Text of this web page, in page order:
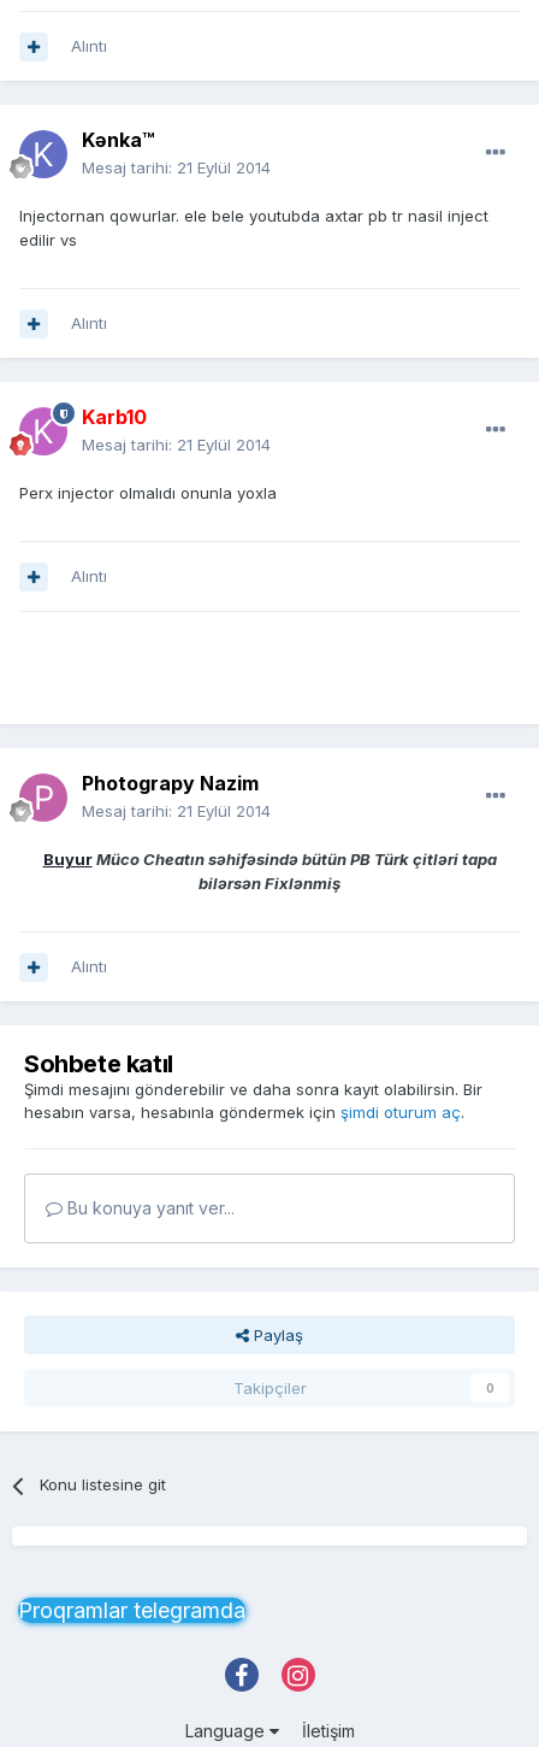
Alıntı
Kənka™
Mesaj tarihi: 21 Eylül 2014
Injectornan qowurlar. ele bele youtubda axtar pb tr nasil inject
edilir vs
Alıntı
Karb10
Mesaj tarihi: 21 Eylül 2014
Perx injector olmalıdı onunla yoxla
Alıntı
Photograpy Nazim
Mesaj tarihi: 21 Eylül 2014
Buyur Müco Cheatın səhifəsində bütün PB Türk çitləri tapa
bilərsən Fixlənmiş
Alıntı
Sohbete katıl
Şimdi mesajını gönderebilir ve daha sonra kayıt olabilirsin. Bir
hesabın varsa, hesabınla göndermek için şimdi oturum aç.
Bu konuya yanıt ver...
Paylaş
Takipçiler 0
Konu listesine git
Proqramlar telegramda
Language İletişim